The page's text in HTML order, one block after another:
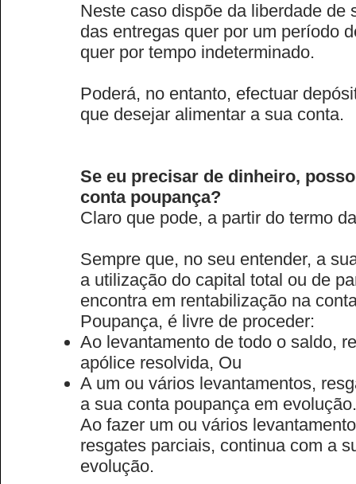
Neste caso dispõe da liberdade de
das entregas quer por um período
quer por tempo indeterminado.
Poderá, no entanto, efectuar
que desejar alimentar a sua conta.
Se eu precisar de dinheiro,
conta poupança?
Claro que pode, a partir do termo
Sempre que, no seu entender, a
a utilização do capital total ou de
encontra em rentabilização na
Poupança, é livre de proceder:
Ao levantamento de todo o saldo,
apólice resolvida, Ou
A um ou vários levantamentos,
a sua conta poupança em evolução.
Ao fazer um ou vários
resgates parciais, continua com a
evolução.